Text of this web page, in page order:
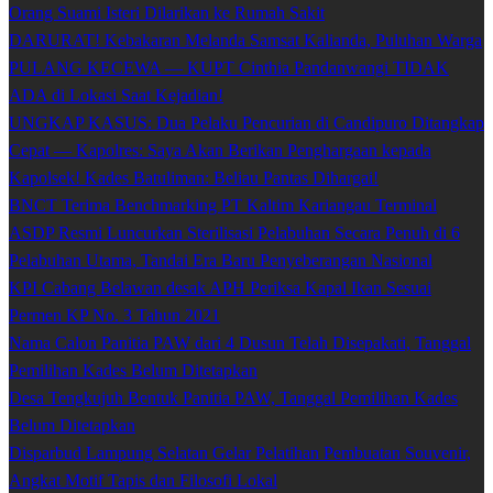
Orang Suami Isteri Dilarikan ke Rumah Sakit
DARURAT! Kebakaran Melanda Samsat Kalianda, Puluhan Warga
PULANG KECEWA — KUPT Cinthia Pandanwangi TIDAK
ADA di Lokasi Saat Kejadian!
UNGKAP KASUS: Dua Pelaku Pencurian di Candipuro Ditangkap
Cepat — Kapolres: Saya Akan Berikan Penghargaan kepada
Kapolsek! Kades Batuliman: Beliau Pantas Dihargai!
BNCT Terima Benchmarking PT Kaltim Kariangau Terminal
ASDP Resmi Luncurkan Sterilisasi Pelabuhan Secara Penuh di 6
Pelabuhan Utama, Tandai Era Baru Penyeberangan Nasional
KPI Cabang Belawan desak APH Periksa Kapal Ikan Sesuai
Permen KP No. 3 Tahun 2021
Nama Calon Panitia PAW dari 4 Dusun Telah Disepakati, Tanggal
Pemilihan Kades Belum Ditetapkan
Desa Tengkujuh Bentuk Panitia PAW, Tanggal Pemilihan Kades
Belum Ditetapkan
Disparbud Lampung Selatan Gelar Pelatihan Pembuatan Souvenir,
Angkat Motif Tapis dan Filosofi Lokal